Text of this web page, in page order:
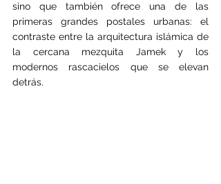
sino que también ofrece una de las
primeras grandes postales urbanas: el
contraste entre la arquitectura islámica de
la cercana mezquita Jamek y los
modernos rascacielos que se elevan
detrás.